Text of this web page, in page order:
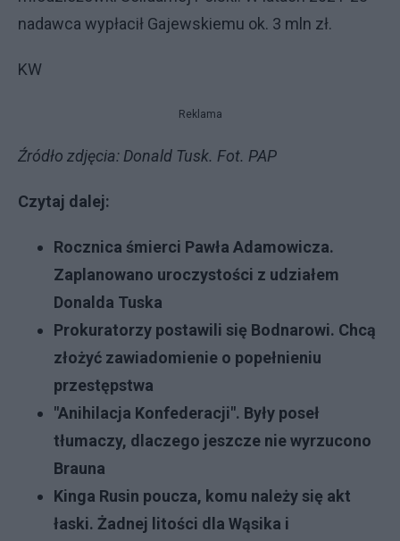
nadawca wypłacił Gajewskiemu ok. 3 mln zł.
KW
Reklama
Źródło zdjęcia: Donald Tusk. Fot. PAP
Czytaj dalej:
Rocznica śmierci Pawła Adamowicza.
Zaplanowano uroczystości z udziałem
Donalda Tuska
Prokuratorzy postawili się Bodnarowi. Chcą
złożyć zawiadomienie o popełnieniu
przestępstwa
"Anihilacja Konfederacji". Były poseł
tłumaczy, dlaczego jeszcze nie wyrzucono
Brauna
Kinga Rusin poucza, komu należy się akt
łaski. Żadnej litości dla Wąsika i